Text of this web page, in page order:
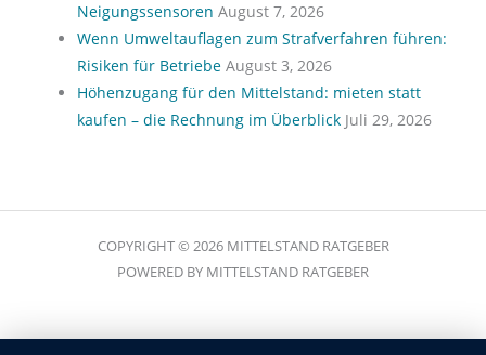
Neigungssensoren August 7, 2026
Wenn Umweltauflagen zum Strafverfahren führen:
Risiken für Betriebe August 3, 2026
Höhenzugang für den Mittelstand: mieten statt
kaufen – die Rechnung im Überblick Juli 29, 2026
COPYRIGHT © 2026 MITTELSTAND RATGEBER
POWERED BY MITTELSTAND RATGEBER